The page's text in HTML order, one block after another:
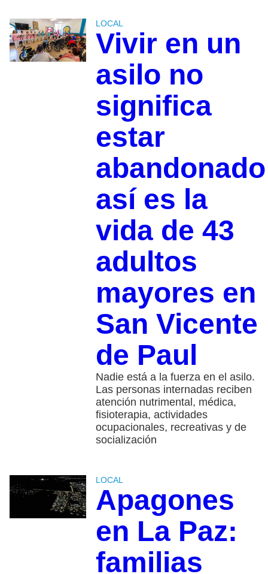
LOCAL
Vivir en un
asilo no
significa
estar
así es la
vida de 43
adultos
mayores en
San Vicente
de Paul
Nadie está a la fuerza en el asilo.
Las personas internadas reciben
atención nutrimental, médica,
fisioterapia, actividades
ocupacionales, recreativas y de
socialización
LOCAL
Apagones
en La Paz:
familias